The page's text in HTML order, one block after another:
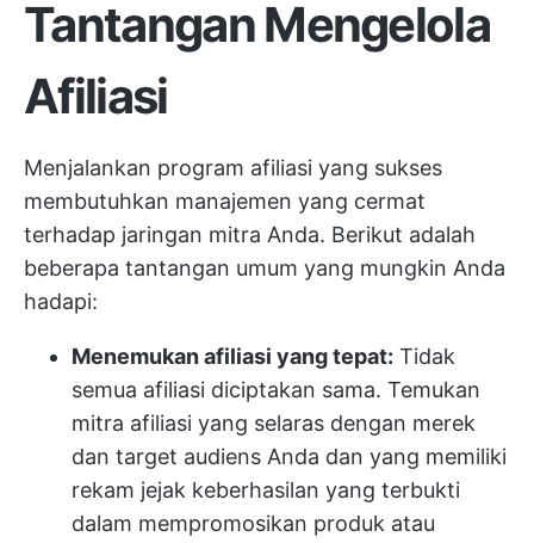
Tantangan Mengelola
Afiliasi
Menjalankan program afiliasi yang sukses
membutuhkan manajemen yang cermat
terhadap jaringan mitra Anda. Berikut adalah
beberapa tantangan umum yang mungkin Anda
hadapi:
Menemukan afiliasi yang tepat: Tidak
semua afiliasi diciptakan sama. Temukan
mitra afiliasi yang selaras dengan merek
dan target audiens Anda dan yang memiliki
rekam jejak keberhasilan yang terbukti
dalam mempromosikan produk atau